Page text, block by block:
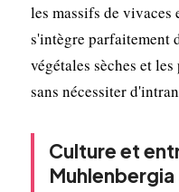
les massifs de
s'intègre parfaitement
végétales sèches et
sans nécessiter
Culture et